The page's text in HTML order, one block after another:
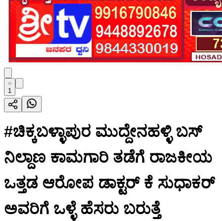
1
#ಚಿಕ್ಕಬಳ್ಳಾಪುರ ಮುದ್ದೇನಹಳ್ಳಿ ಬಸ್
ನಿಲ್ದಾಣ ಕಾಮಗಾರಿ ತಡೆಗೆ ರಾಜಕೀಯ
ಒತ್ತಡ ಆರೋಪ ಡಾಕ್ಟರ್ ಕೆ ಸುಧಾಕರ್
ಅವರಿಗೆ ಒಳ್ಳೆ ಹೆಸರು ಬರುತ್ತೆ